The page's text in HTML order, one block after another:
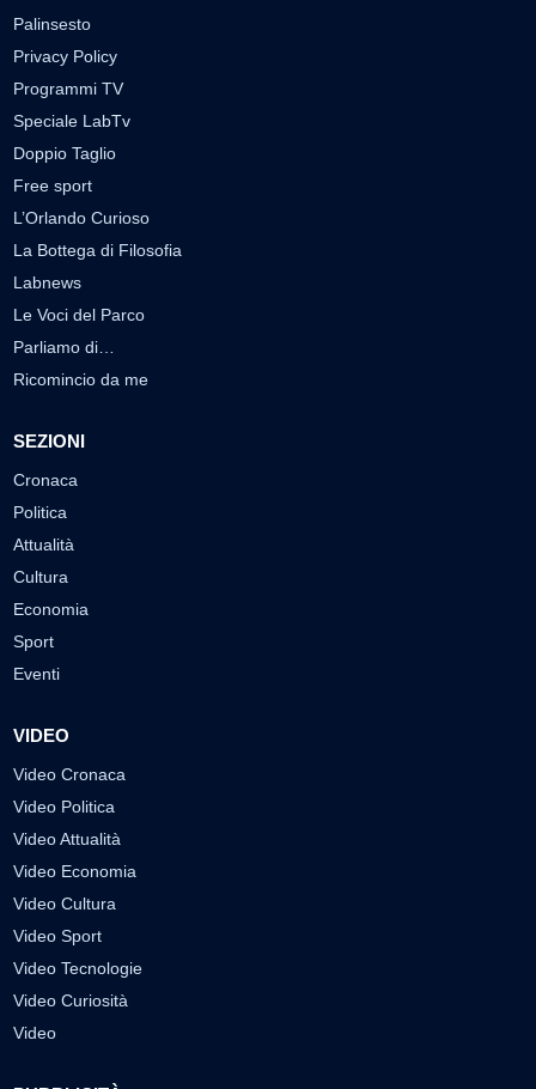
Palinsesto
Privacy Policy
Programmi TV
Speciale LabTv
Doppio Taglio
Free sport
L’Orlando Curioso
La Bottega di Filosofia
Labnews
Le Voci del Parco
Parliamo di…
Ricomincio da me
SEZIONI
Cronaca
Politica
Attualità
Cultura
Economia
Sport
Eventi
VIDEO
Video Cronaca
Video Politica
Video Attualità
Video Economia
Video Cultura
Video Sport
Video Tecnologie
Video Curiosità
Video